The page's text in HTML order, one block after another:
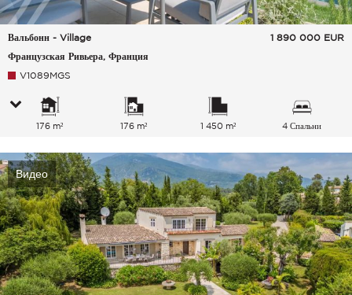
Вальбонн - Village
Французская Ривьера, Франция
1 890 000 EUR
V1089MGS
176 m² 176 m² 1 450 m² 4 Спальни
Видео